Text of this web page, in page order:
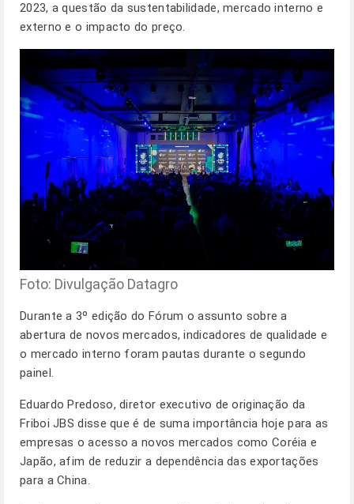
2023, a questão da sustentabilidade, mercado interno e
externo e o impacto do preço.
Foto: Divulgação Datagro
Durante a 3º edição do Fórum o assunto sobre a
abertura de novos mercados, indicadores de qualidade e
o mercado interno foram pautas durante o segundo
painel.
Eduardo Predoso, diretor executivo de originação da
Friboi JBS disse que é de suma importância hoje para as
empresas o acesso a novos mercados como Coréia e
Japão, afim de reduzir a dependência das exportações
para a China.